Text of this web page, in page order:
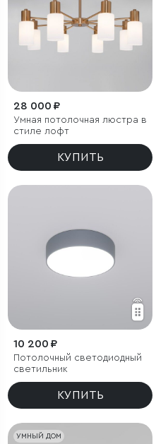
28 000 ₽
Умная потолочная люстра в
стиле лофт
КУПИТЬ
10 200 ₽
Потолочный светодиодный
светильник
КУПИТЬ
УМНЫЙ ДОМ